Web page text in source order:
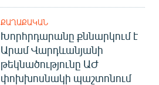
ՔԱՂԱՔԱԿԱՆ
Խորհրդարանը քննարկում է
Արամ Վարդևանյանի
թեկնածությունը ԱԺ
փոխխոսնակի պաշտոնում